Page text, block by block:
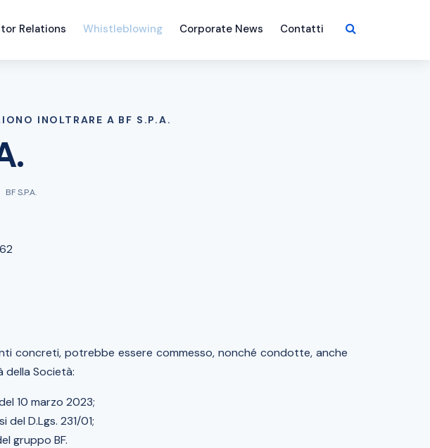
Relations Whistleblowing Corporate News Contatti
INOLTRARE A BF S.P.A.
BF S.P.A.
concreti, potrebbe essere commesso, nonché condotte, anche
della Società:
10 marzo 2023;
D.Lgs. 231/01;
gruppo BF.